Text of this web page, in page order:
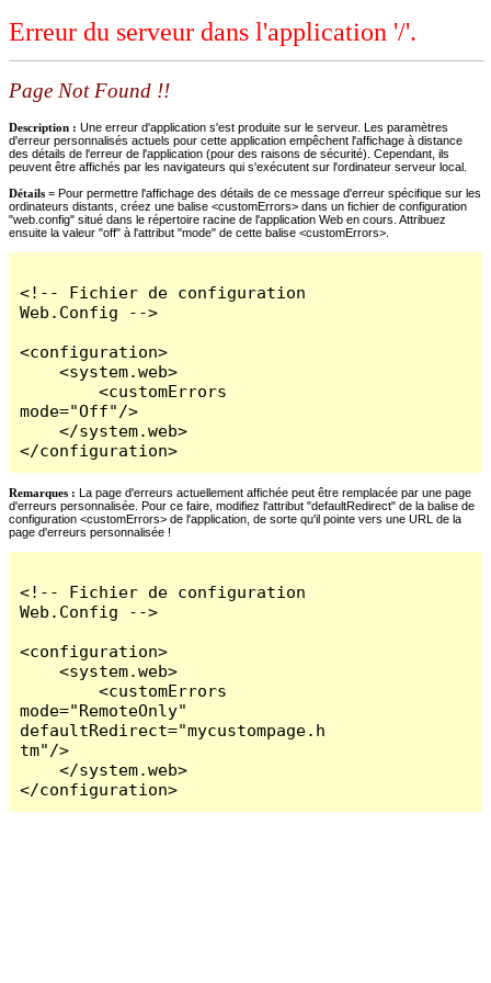
Erreur du serveur dans l'application '/'.
Page Not Found !!
Description : Une erreur d'application s'est produite sur le serveur. Les paramètres
d'erreur personnalisés actuels pour cette application empêchent l'affichage à distance
des détails de l'erreur de l'application (pour des raisons de sécurité). Cependant, ils
peuvent être affichés par les navigateurs qui s'exécutent sur l'ordinateur serveur local.
Détails = Pour permettre l'affichage des détails de ce message d'erreur spécifique sur les
ordinateurs distants, créez une balise <customErrors> dans un fichier de configuration
"web.config" situé dans le répertoire racine de l'application Web en cours. Attribuez
ensuite la valeur "off" à l'attribut "mode" de cette balise <customErrors>.
<!-- Fichier de configuration
Web.Config -->
<configuration>
    <system.web>
        <customErrors
mode="Off"/>
    </system.web>
</configuration>
Remarques : La page d'erreurs actuellement affichée peut être remplacée par une page
d'erreurs personnalisée. Pour ce faire, modifiez l'attribut "defaultRedirect" de la balise de
configuration <customErrors> de l'application, de sorte qu'il pointe vers une URL de la
page d'erreurs personnalisée !
<!-- Fichier de configuration
Web.Config -->
<configuration>
    <system.web>
        <customErrors
mode="RemoteOnly"
defaultRedirect="mycustompage.h
tm"/>
    </system.web>
</configuration>